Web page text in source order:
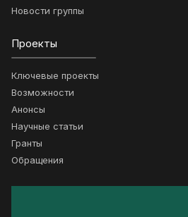
Новости группы
Проекты
Ключевые проекты
Возможности
Анонсы
Научные статьи
Гранты
Обращения